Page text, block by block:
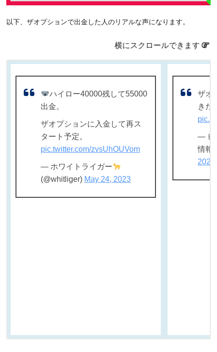
以下、ザオプションで出金した人のリアルな声になります。
横にスクロールできます
ハイロー40000残して55000
出金。
ザオプションに入金して再ス
タート予定。
pic.twitter.com/zvsUhOUVom
— ホワイトライガー
(@whitliger) May 24, 2023
ザオ
きた
— ピ
情報
2022